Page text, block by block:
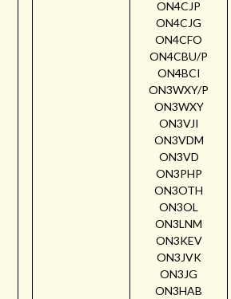
ON4CJP
ON4CJG
ON4CFO
ON4CBU/P
ON4BCI
ON3WXY/P
ON3WXY
ON3VJI
ON3VDM
ON3VD
ON3PHP
ON3OTH
ON3OL
ON3LNM
ON3KEV
ON3JVK
ON3JG
ON3HAB